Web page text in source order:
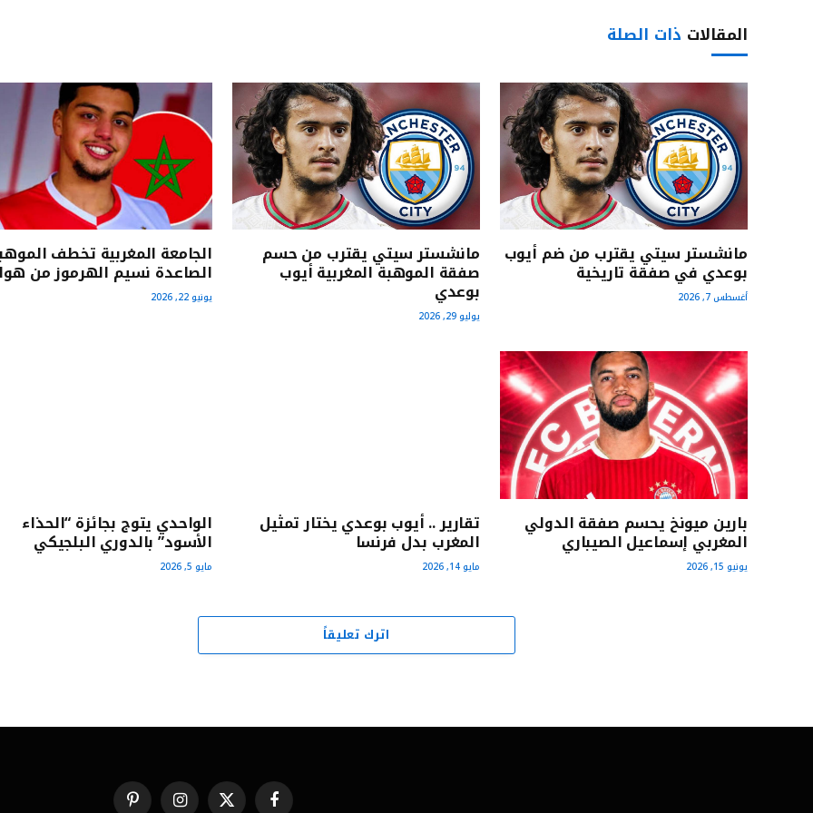
المقالات ذات الصلة
مانشستر سيتي يقترب من ضم أيوب
بوعدي في صفقة تاريخية
أغسطس 7, 2026
مانشستر سيتي يقترب من حسم
صفقة الموهبة المغربية أيوب
بوعدي
يوليو 29, 2026
الجامعة المغربية تخطف
الصاعدة نسيم الهرموز من
يونيو 22, 2026
بارين ميونخ يحسم صفقة الدولي
المغربي إسماعيل الصيباري
يونيو 15, 2026
تقارير .. أيوب بوعدي يختار تمثيل
المغرب بدل فرنسا
مايو 14, 2026
الواحدي يتوج بجائزة “الحذاء
الأسود” بالدوري البلجيكي
مايو 5, 2026
اترك تعليقاً
فيسبوك X الانستغرامبينتيريست